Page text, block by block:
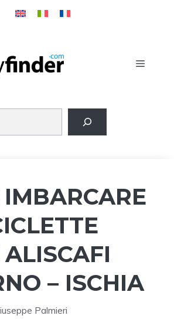
MENU
– ISCHIA
Palmieri